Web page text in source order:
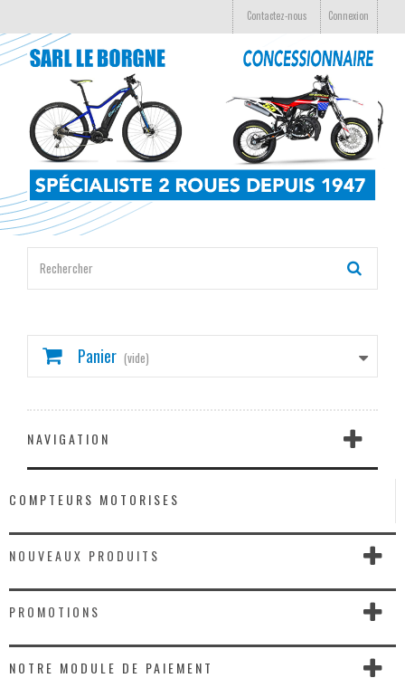
Connexion
Contactez-nous
Panier (vide)
NAVIGATION
COMPTEURS MOTORISES
NOUVEAUX PRODUITS
PROMOTIONS
NOTRE MODULE DE PAIEMENT